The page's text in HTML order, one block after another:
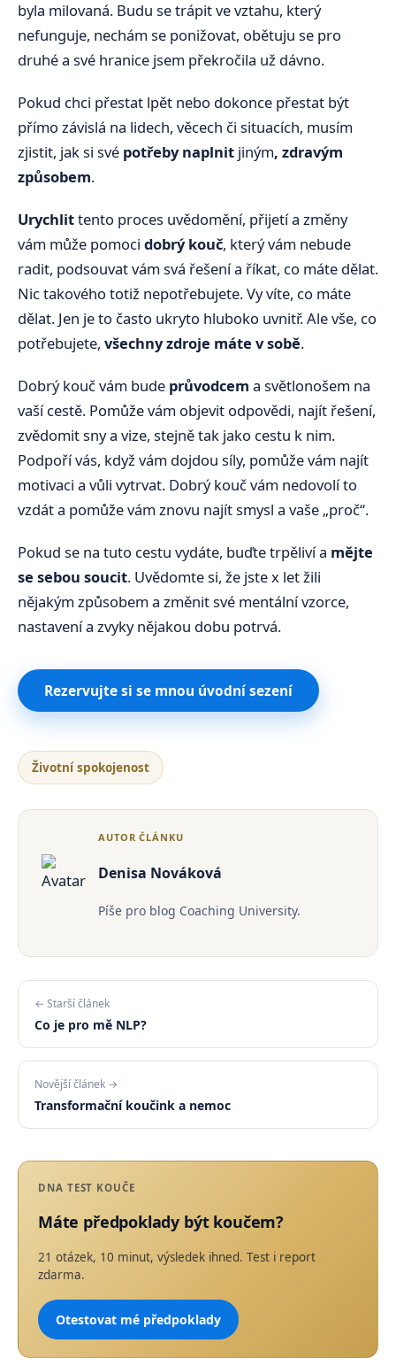
byla milovaná. Budu se trápit ve vztahu, který
nefunguje, nechám se ponižovat, obětuju se pro
druhé a své hranice jsem překročila už dávno.
Pokud chci přestat lpět nebo dokonce přestat být
přímo závislá na lidech, věcech či situacích, musím
zjistit, jak si své potřeby naplnit jiným, zdravým
způsobem.
Urychlittento proces uvědomění, přijetí a změny
vám může pomoci dobrý kouč, který vám nebude
radit, podsouvat vám svá řešení a říkat, co máte dělat.
Nic takového totiž nepotřebujete. Vy víte, co máte
dělat. Jen je to často ukryto hluboko uvnitř. Ale vše, co
potřebujete, všechny zdroje máte v sobě.
Dobrý kouč vám bude průvodcem a světlonošem na
vaší cestě. Pomůže vám objevit odpovědi, najít řešení,
zvědomit sny a vize, stejně tak jako cestu k nim.
Podpoří vás, když vám dojdou síly, pomůže vám najít
motivaci a vůli vytrvat. Dobrý kouč vám nedovolí to
vzdát a pomůže vám znovu najít smysl a vaše „proč“.
Pokud se na tuto cestu vydáte, buďte trpěliví a mějte
se sebou soucit. Uvědomte si, že jste x let žili
nějakým způsobem a změnit své mentální vzorce,
nastavení a zvyky nějakou dobu potrvá.
Rezervujte si se mnou úvodní sezení
Životní spokojenost
AUTOR ČLÁNKU
Denisa Nováková
Píše pro blog Coaching University.
← Starší článek
Co je pro mě NLP?
Novější článek →
Transformační koučink a nemoc
DNA TEST KOUČE
Máte předpoklady být koučem?
21 otázek, 10 minut, výsledek ihned. Test i report
zdarma.
Otestovat mé předpoklady